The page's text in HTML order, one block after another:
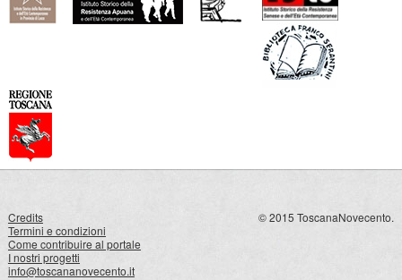
Credits
Termini e condizioni
Come contribuire al portale
I nostri progetti
info@toscananovecento.it
© 2015 ToscanaNovecento.